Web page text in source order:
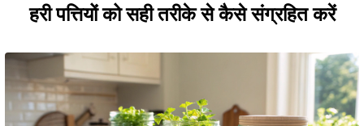
हरी पत्तियों को सही तरीके से कैसे संग्रहित करें